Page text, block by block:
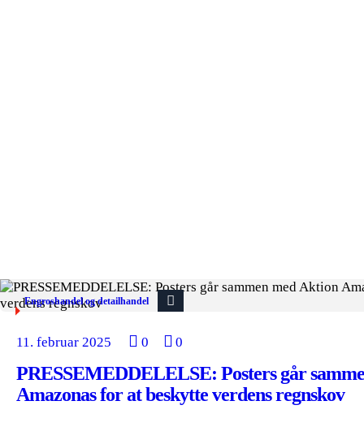
Engroshandel og detailhandel
11. februar 2025 0 0
PRESSEMEDDELELSE: Posters går
Amazonas for at beskytte verdens regnskov